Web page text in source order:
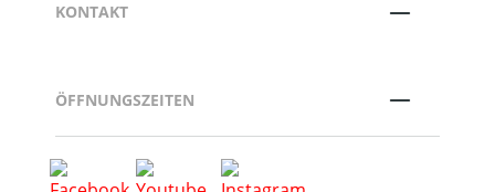
KONTAKT
ÖFFNUNGSZEITEN